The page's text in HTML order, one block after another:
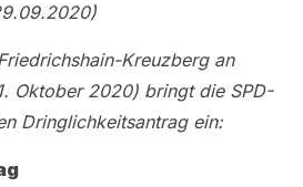
Kreuzberg an
Oktober 2020) bringt die SPD-
Dringlichkeitsantrag ein: